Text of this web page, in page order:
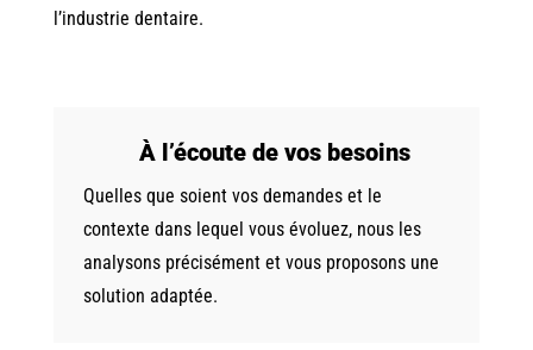
l’industrie dentaire.
À l’écoute de vos besoins
Quelles que soient vos demandes et le
contexte dans lequel vous évoluez, nous les
analysons précisément et vous proposons une
solution adaptée.